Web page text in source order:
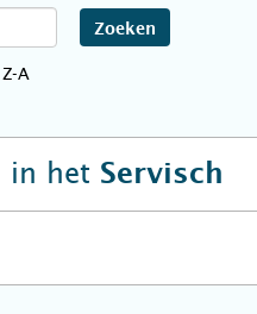
Zoeken
Z-A
in het Servisch